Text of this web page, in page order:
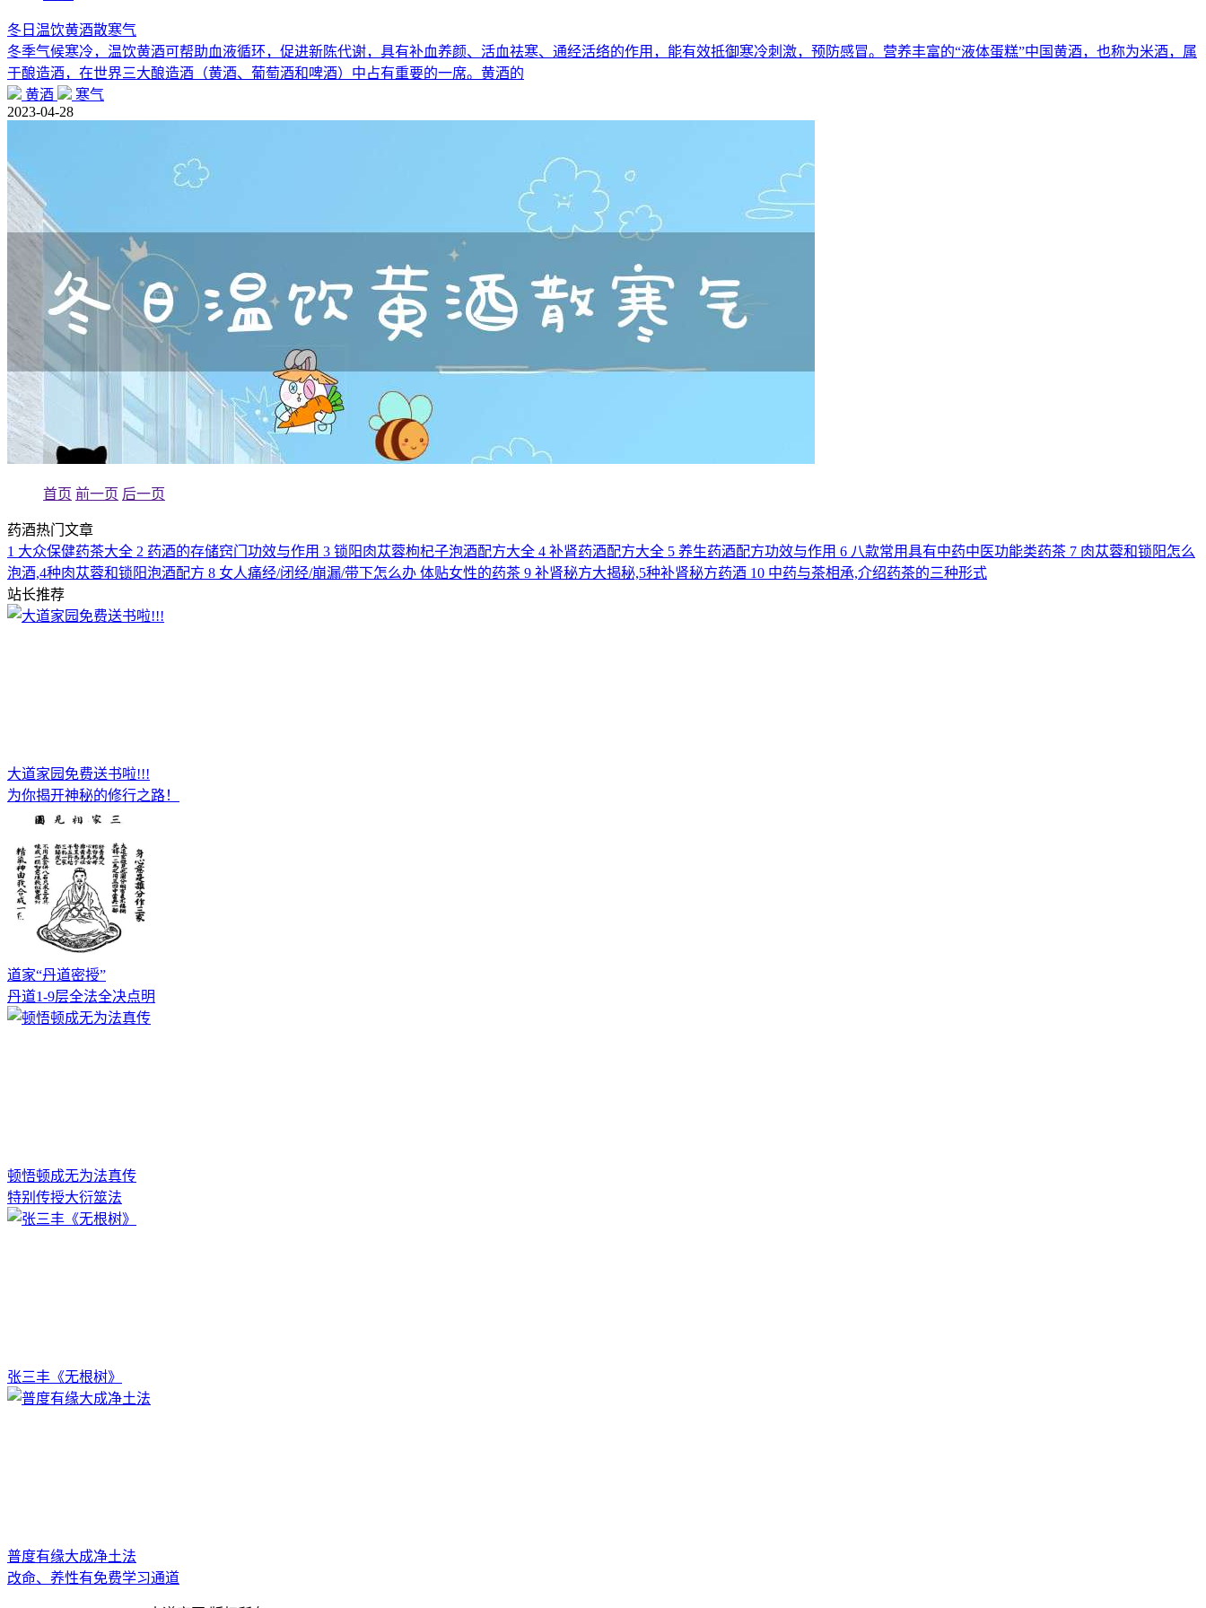
冬日温饮黄酒散寒气
冬季气候寒冷，温饮黄酒可帮助血液循环，促进新陈代谢，具有补血养颜、活血祛寒、通经活络的作用，能有效抵御寒冷刺激，预防感冒。营养丰富的“液体蛋糕”中国黄酒，也称为米酒，属
于酿造酒，在世界三大酿造酒（黄酒、葡萄酒和啤酒）中占有重要的一席。黄酒的
黄酒
寒气
2023-04-28
首页 前一页 后一页
药酒热门文章
1 大众保健药茶大全 2 药酒的存储窍门功效与作用 3 锁阳肉苁蓉枸杞子泡酒配方大全 4 补肾药酒配方大全 5 养生药酒配方功效与作用 6 八款常用具有中药中医功能类药茶 7 肉苁蓉和锁阳怎么
泡酒,4种肉苁蓉和锁阳泡酒配方 8 女人痛经/闭经/崩漏/带下怎么办 体贴女性的药茶 9 补肾秘方大揭秘,5种补肾秘方药酒 10 中药与茶相承,介绍药茶的三种形式
站长推荐
大道家园免费送书啦!!!
为你揭开神秘的修行之路！
道家“丹道密授”
丹道1-9层全法全决点明
顿悟顿成无为法真传
特别传授大衍筮法
张三丰《无根树》
普度有缘大成净土法
改命、养性有免费学习通道